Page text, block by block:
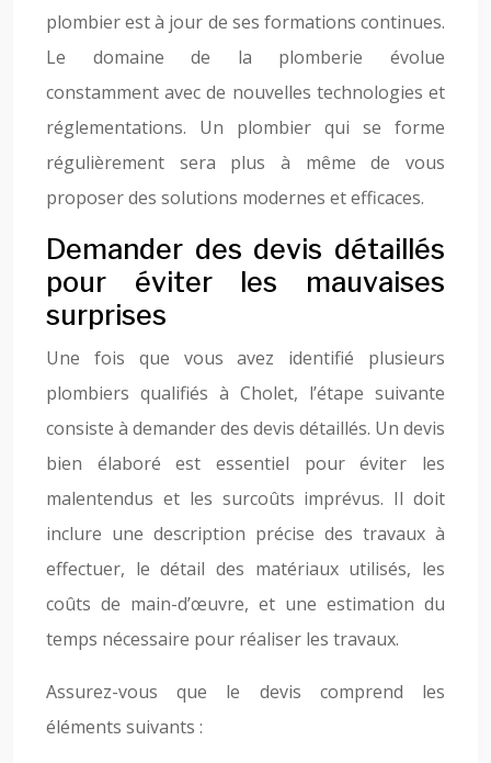
plombier est à jour de ses formations continues.
Le domaine de la plomberie évolue
constamment avec de nouvelles technologies et
réglementations. Un plombier qui se forme
régulièrement sera plus à même de vous
proposer des solutions modernes et efficaces.
Demander des devis détaillés
pour éviter les mauvaises
surprises
Une fois que vous avez identifié plusieurs
plombiers qualifiés à Cholet, l’étape suivante
consiste à demander des devis détaillés. Un devis
bien élaboré est essentiel pour éviter les
malentendus et les surcoûts imprévus. Il doit
inclure une description précise des travaux à
effectuer, le détail des matériaux utilisés, les
coûts de main-d’œuvre, et une estimation du
temps nécessaire pour réaliser les travaux.
Assurez-vous que le devis comprend les
éléments suivants :